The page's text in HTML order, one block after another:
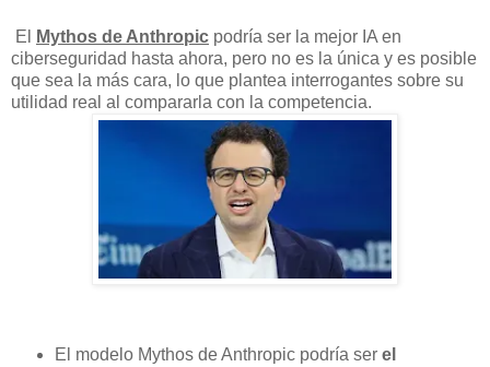
El Mythos de Anthropic podría ser la mejor IA en
ciberseguridad hasta ahora, pero no es la única y es posible
que sea la más cara, lo que plantea interrogantes sobre su
utilidad real al compararla con la competencia.
El modelo Mythos de Anthropic podría ser el